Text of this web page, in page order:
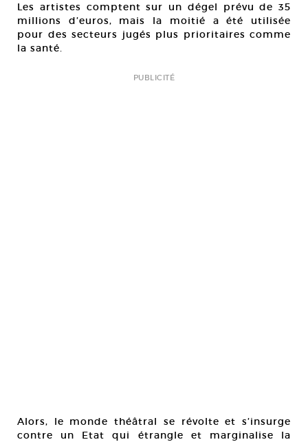
Les artistes comptent sur un dégel prévu de 35
millions d’euros, mais la moitié a été utilisée
pour des secteurs jugés plus prioritaires comme
la santé.
PUBLICITÉ
Alors, le monde théâtral se révolte et s’insurge
contre un Etat qui étrangle et marginalise la